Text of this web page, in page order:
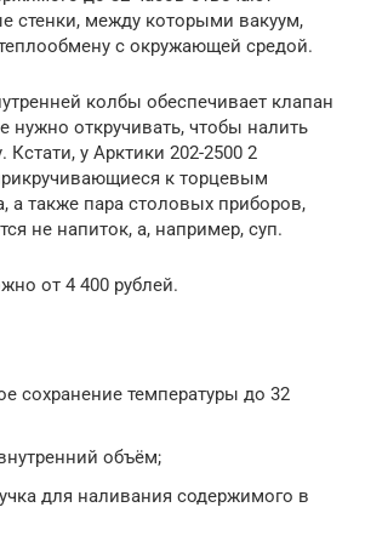
стенки, между которыми вакуум,
с окружающей средой.
колбы обеспечивает клапан
нужно откручивать, чтобы налить
у Арктики 202-2500 2
к торцевым
а также пара столовых приборов,
не напиток, а, например, суп.
от 4 400 рублей.
сохранение температуры до 32
объём;
для наливания содержимого в